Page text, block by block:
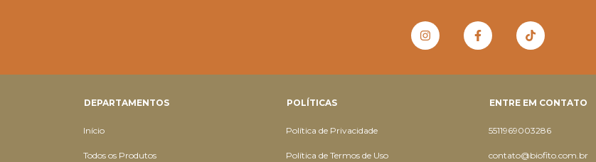
DEPARTAMENTOS
Início
Todos os Produtos
POLÍTICAS
Política de Privacidade
Política de Termos de Uso
ENTRE EM CONTATO
5511969003286
contato@biofito.com.br